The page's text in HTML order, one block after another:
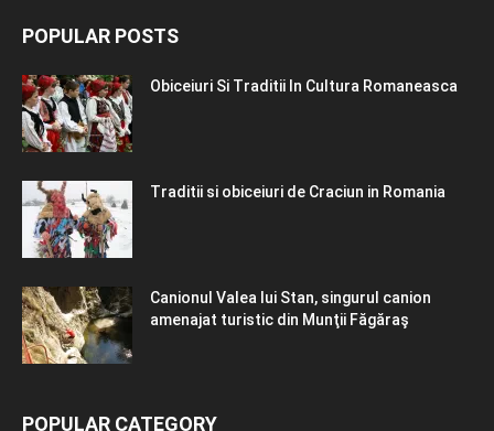
POPULAR POSTS
Obiceiuri Si Traditii In Cultura Romaneasca
Traditii si obiceiuri de Craciun in Romania
Canionul Valea lui Stan, singurul canion
amenajat turistic din Munţii Făgăraş
POPULAR CATEGORY